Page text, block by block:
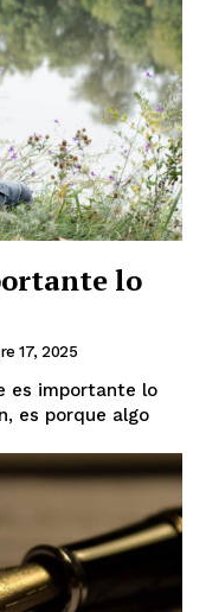
lo
17, 2025
es porque algo